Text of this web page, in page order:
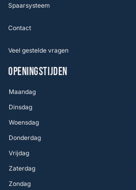
Spaarsysteem
Contact
Veel gestelde vragen
OPENINGSTIJDEN
Maandag
Dinsdag
Woensdag
Donderdag
Vrijdag
Zaterdag
Zondag